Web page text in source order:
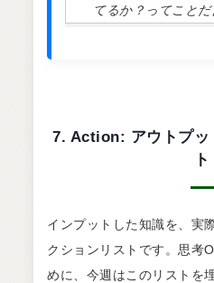
てるか？ってことだ
7. Action: アウトプッ
ト
インプットした知識を、実
クションリストです。思考
めに、今週はこのリストを